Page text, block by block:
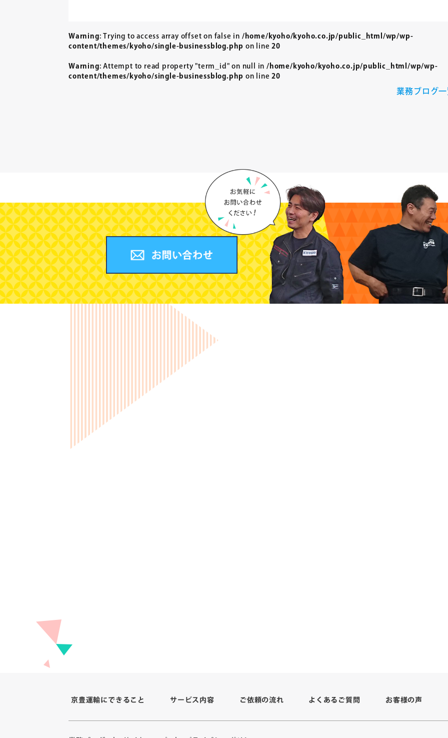
Warning: Trying to access array offset on false in /home/kyoho/kyoho.co.jp/public_html/wp/wp-
content/themes/kyoho/single-businessblog.php on line20
Warning: Attempt to read property "term_id" on null in/home/kyoho/kyoho.co.jp/public_html/wp/wp-
content/themes/kyoho/single-businessblog.php on line20
業務ブログ
京豊運輸にできること サービス内容 ご依頼の流れ よくあるご質問 お客様の声